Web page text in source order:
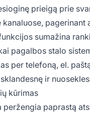
prieigą prie
sumažina
pagalbos stalo
per telefoną, el.
ir
kūrimas
paprastą